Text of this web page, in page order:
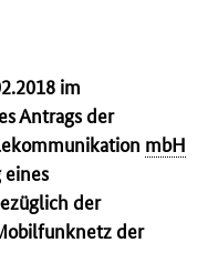
im
Antrags der
mbH
der
der